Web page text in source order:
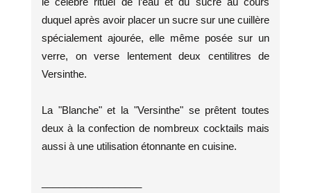
duquel après avoir placer un sucre sur une cuillère
spécialement ajourée, elle même posée sur un
verre, on verse lentement deux centilitres de
Versinthe.
La "Blanche" et la "Versinthe" se prêtent toutes
deux à la confection de nombreux cocktails mais
aussi à une utilisation étonnante en cuisine.